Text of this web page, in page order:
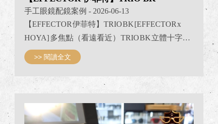
手工眼鏡配鏡案例 - 2026-06-13
【EFFECTOR 伊菲特】TRIO BK [EFFECTOR x
HOYA] 多焦點（看遠看近） TRIO BK 立體十字浮
出鉚釘款式 HOYA 活力1.6多焦新精彩二代變色灰
R: 近視 -6.75 散光-0.50 L: 近視 -6.00 散光-0.50 看近加
入度： +2.00 （閱讀） JPG京品眼鏡 EFFECTOR 台
灣專賣 #EFFECTOR #HOYA多焦點 #TRIO #多焦鏡
片配鏡案例 #JPG京品眼鏡EFFECTOR專賣 #JPG京
品眼鏡 #JPG京品眼鏡多焦點驗配
>> 閱讀全文